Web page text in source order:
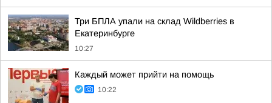
Три БПЛА упали на склад Wildberries в
Екатеринбурге
10:27
Каждый может прийти на помощь
10:22